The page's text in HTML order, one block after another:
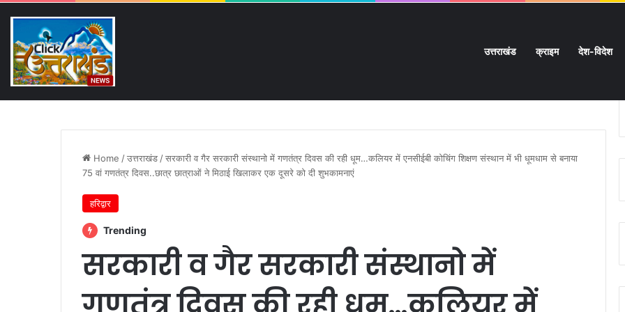
उत्तराखंड क्राइम देश-विदेश
Thursday, August 6 2026
Home /उत्तराखंड /सरकारी व गैर सरकारी संस्थानो में गणतंत्र दिवस की रही धूम…कलियर में एनसीईबी कोचिंग शिक्षण संस्थान में भी धूमधाम से बनाया
75 वां गणतंत्र दिवस..छात्र छात्राओं ने मिठाई खिलाकर एक दूसरे को दी शुभकामनाएं
हरिद्वार
Trending
सरकारी व गैर सरकारी संस्थानो में